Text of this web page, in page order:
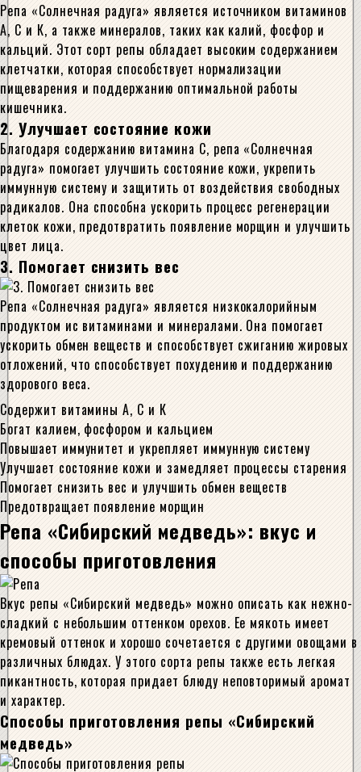
Репа «Солнечная радуга» является источником витаминов
А, С и К, а также минералов, таких как калий, фосфор и
кальций. Этот сорт репы обладает высоким содержанием
клетчатки, которая способствует нормализации
пищеварения и поддержанию оптимальной работы
кишечника.
2. Улучшает состояние кожи
Благодаря содержанию витамина С, репа «Солнечная
радуга» помогает улучшить состояние кожи, укрепить
иммунную систему и защитить от воздействия свободных
радикалов. Она способна ускорить процесс регенерации
клеток кожи, предотвратить появление морщин и улучшить
цвет лица.
3. Помогает снизить вес
Репа «Солнечная радуга» является низкокалорийным
продуктом ис витаминами и минералами. Она помогает
ускорить обмен веществ и способствует сжиганию жировых
отложений, что способствует похудению и поддержанию
здорового веса.
Содержит витамины А, С и К
Богат калием, фосфором и кальцием
Повышает иммунитет и укрепляет иммунную систему
Улучшает состояние кожи и замедляет процессы старения
Помогает снизить вес и улучшить обмен веществ
Предотвращает появление морщин
Репа «Сибирский медведь»: вкус и
способы приготовления
Вкус репы «Сибирский медведь» можно описать как нежно-
сладкий с небольшим оттенком орехов. Ее мякоть имеет
кремовый оттенок и хорошо сочетается с другими овощами в
различных блюдах. У этого сорта репы также есть легкая
пикантность, которая придает блюду неповторимый аромат
и характер.
Способы приготовления репы «Сибирский
медведь»